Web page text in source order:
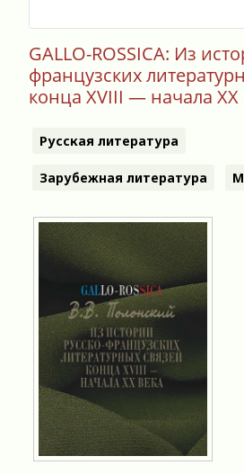
GALLO-ROSSICA: Из
французских
конца XVIII — начала XX
Русская литература
Зарубежная литература